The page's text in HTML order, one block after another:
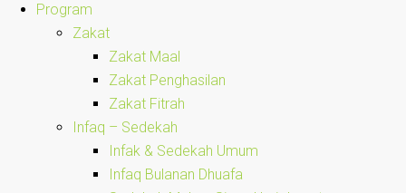
Program
Zakat
Zakat Maal
Zakat Penghasilan
Zakat Fitrah
Infaq – Sedekah
Infak & Sedekah Umum
Infaq Bulanan Dhuafa